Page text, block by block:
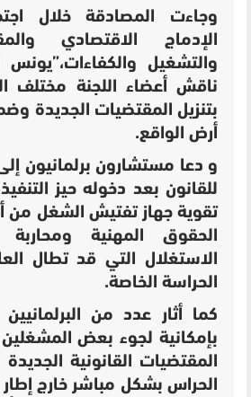
وجاءت المصادقة خلال
الإدماج الاقتصادي
والتشغيل
ناقش أعضاء اللجنة مختلف
بتنزيل المقتضيات الجديدة
أرض الواقع.
و دعا مستشارون برلمانيون
للقانون بعد دخوله حيز
تقوية جهاز تفتيش الشغل من
الحقوق المهنية
الاستغلال التي قد تطال
الحراسة الخاصة.
كما أثار عدد من
بإمكانية لجوء بعض المشغلين
المقتضيات القانونية
الحراس بشكل مباشر خارج إطار